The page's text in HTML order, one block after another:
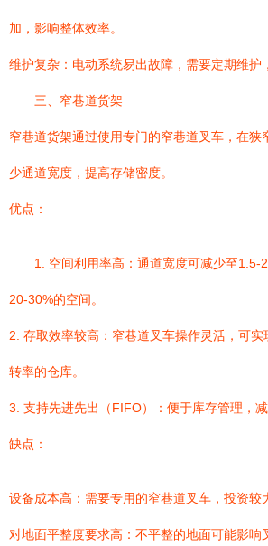
加，影响整体效率。
维护复杂：电动系统易出故障，需要定期维护
三、窄巷道货架
窄巷道货架通过使用专门的窄巷道叉车，在狭
少通道宽度，提高存储密度。
优点：
1. 空间利用率高：通道宽度可减少至1.5-
20-30%的空间。
2. 存取效率较高：窄巷道叉车操作灵活，可实
转率的仓库。
3. 支持先进先出（FIFO）：便于库存管理，减
缺点：
设备成本高：需要专用的窄巷道叉车，投资较
对地面平整度要求高：不平整的地面可能影响